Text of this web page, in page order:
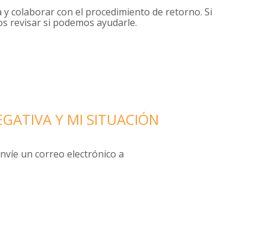
colaborar con el procedimiento de retorno. Si
revisar si podemos ayudarle.
Y MI SITUACIÓN
un correo electrónico a